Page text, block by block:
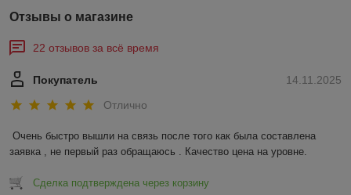
Отзывы о магазине
22 отзывов за всё время
14.11.2025
Покупатель
Отлично
Очень быстро вышли на связь после того как была составлена
заявка , не первый раз обращаюсь . Качество цена на уровне.
Сделка подтверждена через корзину